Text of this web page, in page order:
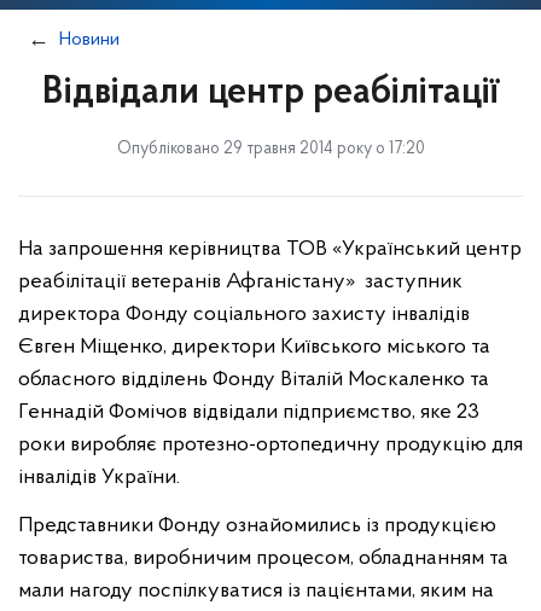
Новини
Відвідали центр реабілітації
Опубліковано 29 травня 2014 року о 17:20
На запрошення керівництва ТОВ «Український центр
реабілітації ветеранів Афганістану» заступник
директора Фонду соціального захисту інвалідів
Євген Міщенко, директори Київського міського та
обласного відділень Фонду Віталій Москаленко та
Геннадій Фомічов відвідали підприємство, яке 23
роки виробляє протезно-ортопедичну продукцію для
інвалідів України.
Представники Фонду ознайомились із продукцією
товариства, виробничим процесом, обладнанням та
мали нагоду поспілкуватися із пацієнтами, яким на